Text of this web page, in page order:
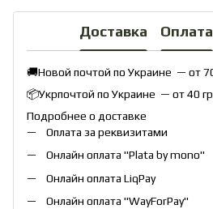
Доставка Оплата
🚚Новой почтой по Украине — от
📦Укрпочтой по Украине — от 40
Подробнее о доставке
Оплата за реквизитами
Онлайн оплата "Plata by mono"
Онлайн оплата LiqPay
Онлайн оплата "WayForPay"